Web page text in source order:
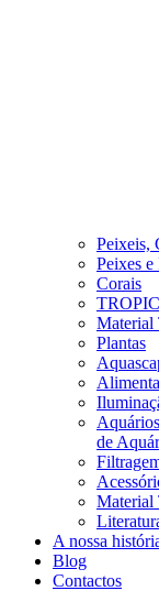
Peixeis,
Peixes
Corais
Material
Plantas
de
Material
A nossa
Blog
Contactos